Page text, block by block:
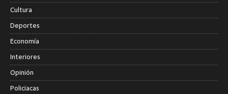
Cultura
Deportes
Economía
Interiores
Opinión
Policiacas